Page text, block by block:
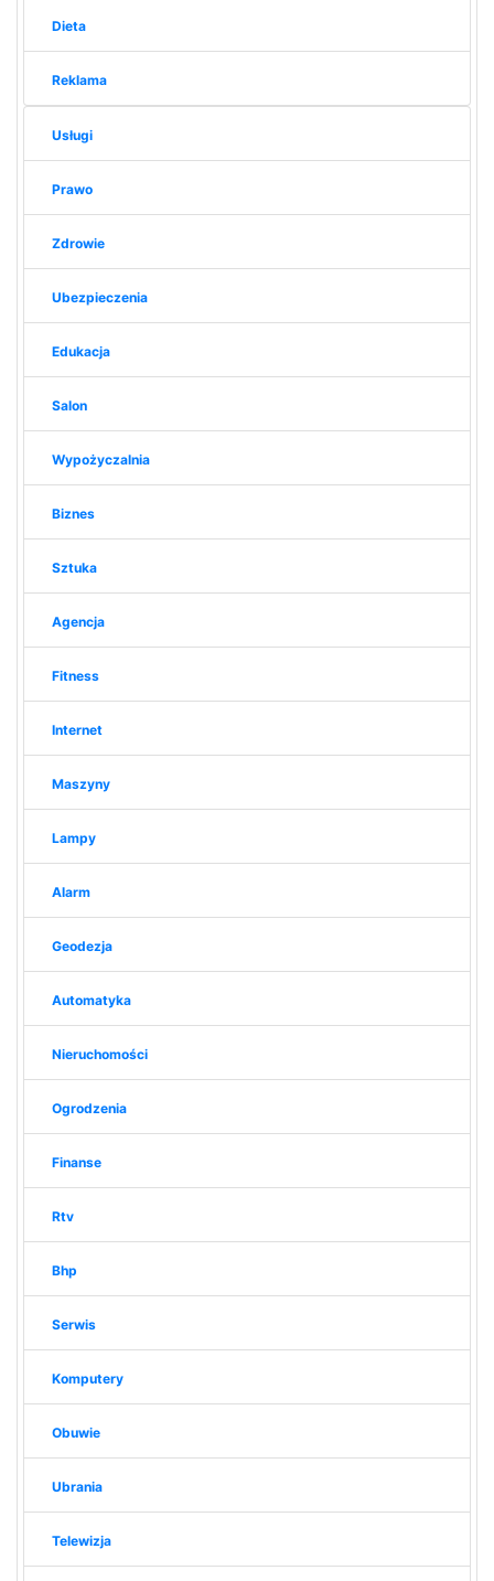
Dieta
Reklama
Usługi
Prawo
Zdrowie
Ubezpieczenia
Edukacja
Salon
Wypożyczalnia
Biznes
Sztuka
Agencja
Fitness
Internet
Maszyny
Lampy
Alarm
Geodezja
Automatyka
Nieruchomości
Ogrodzenia
Finanse
Rtv
Bhp
Serwis
Komputery
Obuwie
Ubrania
Telewizja